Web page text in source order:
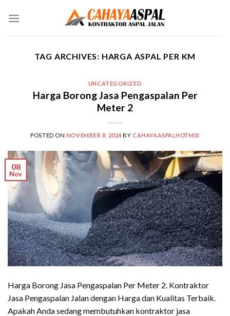
TAG ARCHIVES: HARGA ASPAL PER KM
UNCATEGORIZED
Harga Borong Jasa Pengaspalan Per
Meter 2
POSTED ON NOVEMBER 8, 2024 BY CAHAYAASPALHOTMIX
08
Nov
Harga Borong Jasa Pengaspalan Per Meter 2. Kontraktor
Jasa Pengaspalan Jalan dengan Harga dan Kualitas Terbaik.
Apakah Anda sedang membutuhkan kontraktor jasa